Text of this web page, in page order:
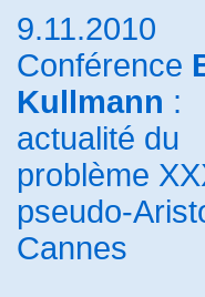
9.11.2010
Conférence
Kullmann :
actualité du
problème
pseudo-
Cannes